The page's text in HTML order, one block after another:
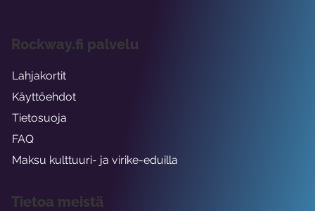
Rockway.fi palvelu
Lahjakortit
Käyttöehdot
Tietosuoja
FAQ
Maksu kulttuuri- ja virike-eduilla
Tietoa meistä